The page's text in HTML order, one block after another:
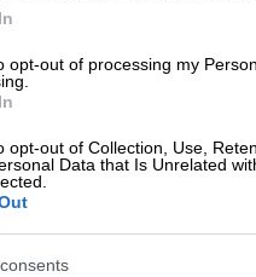
opt-out of processing my
opt-out of Collection, Use,
Data that Is Unrelated
νέα τέλη στα